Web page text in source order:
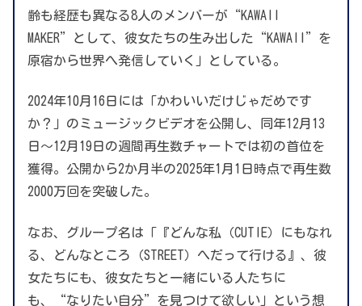
齢も経歴も異なる8人のメンバーが“KAWAII
MAKER”として、彼女たちの生み出した“KAWAII”を
原宿から世界へ発信していく」としている。
2024年10月16日には「かわいいだけじゃだめです
か？」のミュージックビデオを公開し、同年12月13
日〜12月19日の週間再生数チャートでは初の首位を
獲得。公開から2か月半の2025年1月1日時点で再生数
2000万回を突破した。
なお、グループ名は「『どんな私（CUTIE）にもなれ
る、どんなところ（STREET）へだって行ける』、彼
女たちにも、彼女たちと一緒にいる人たちに
も、“なりたい自分”を見つけて欲しい」という想